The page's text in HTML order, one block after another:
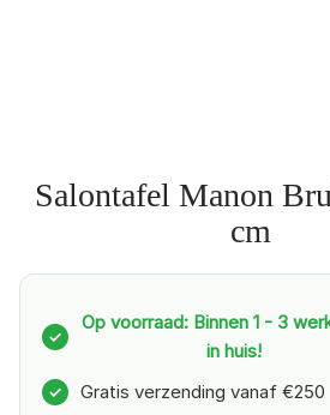
Salontafel Manon
cm
✓
Op voorraad: Binnen 1 - 3
in huis!
✓ Gratis verzending vanaf €250